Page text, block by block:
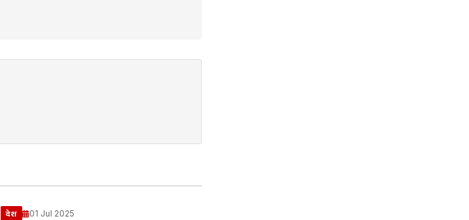
देश 01 Jul 2025